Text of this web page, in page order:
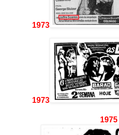
1973
1973
1975